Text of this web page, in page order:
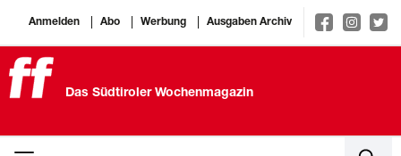
Anmelden Abo Werbung Ausgaben Archiv
Das Südtiroler Wochenmagazin